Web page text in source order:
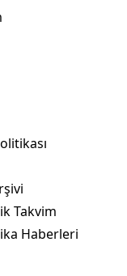
Takvim
Haberleri